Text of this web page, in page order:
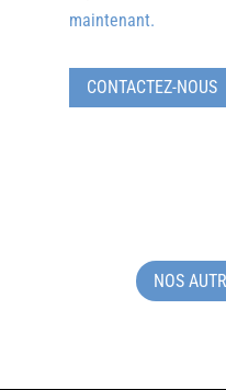
maintenant.
CONTACTEZ-NOUS
NOS